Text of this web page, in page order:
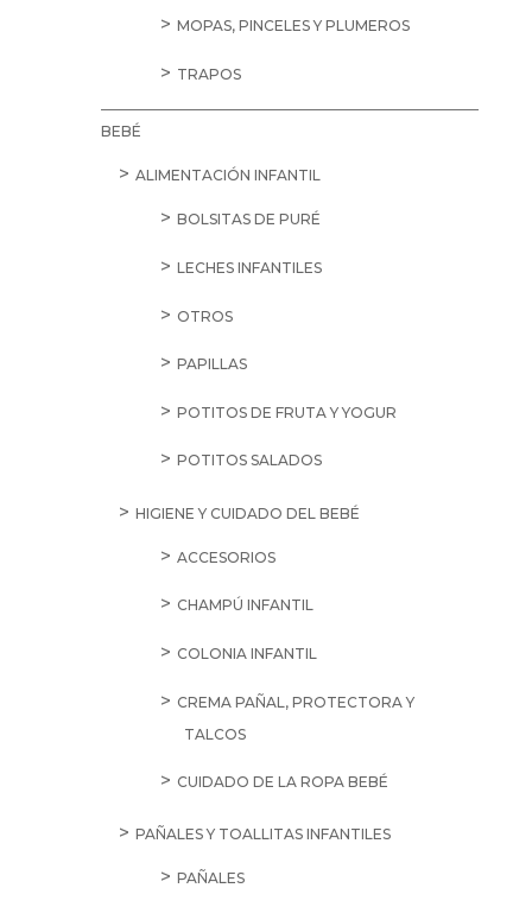
MOPAS, PINCELES Y PLUMEROS
TRAPOS
BEBÉ
ALIMENTACIÓN INFANTIL
BOLSITAS DE PURÉ
LECHES INFANTILES
OTROS
PAPILLAS
POTITOS DE FRUTA Y YOGUR
POTITOS SALADOS
HIGIENE Y CUIDADO DEL BEBÉ
ACCESORIOS
CHAMPÚ INFANTIL
COLONIA INFANTIL
CREMA PAÑAL, PROTECTORA Y
TALCOS
CUIDADO DE LA ROPA BEBÉ
PAÑALES Y TOALLITAS INFANTILES
PAÑALES